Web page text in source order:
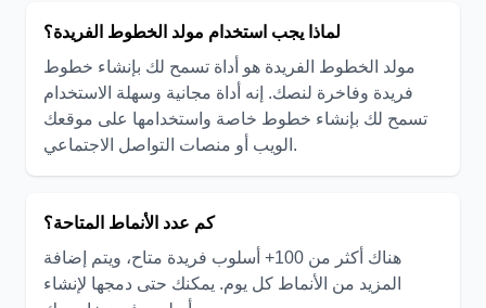
لماذا يجب استخدام مولد الخطوط الفريدة؟
مولد الخطوط الفريدة هو أداة تسمح لك بإنشاء خطوط
فريدة وفاخرة لنصك. إنه أداة مجانية وسهلة الاستخدام
تسمح لك بإنشاء خطوط خاصة واستخدامها على موقعك
الويب أو منصات التواصل الاجتماعي.
كم عدد الأنماط المتاحة؟
هناك أكثر من 100+ أسلوب فريدة متاح، ويتم إضافة
المزيد من الأنماط كل يوم. يمكنك حتى دمجها لإنشاء